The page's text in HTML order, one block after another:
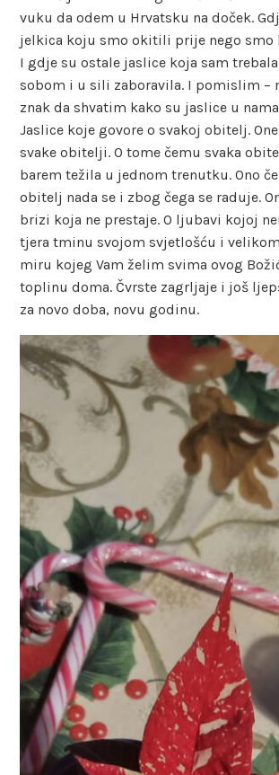
vuku da odem u Hrvatsku na doček.
jelkica koju smo okitili prije nego smo
I gdje su ostale jaslice koja sam
sobom i u sili zaboravila. I pomislim –
znak da shvatim kako su jaslice u
Jaslice koje govore o svakoj obitelj.
svake obitelji. O tome čemu svaka
barem težila u jednom trenutku. Ono
obitelj nada se i zbog čega se raduje.
brizi koja ne prestaje. O ljubavi kojoj
tjera tminu svojom svjetlošću i
miru kojeg Vam želim svima ovog
toplinu doma. Čvrste zagrljaje i još
za novo doba, novu godinu.